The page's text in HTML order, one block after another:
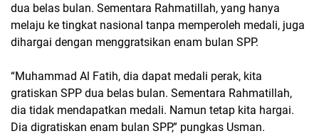
dua belas bulan. Sementara Rahmatillah, yang hanya
melaju ke tingkat nasional tanpa memperoleh medali, juga
dihargai dengan menggratsikan enam bulan SPP.
“Muhammad Al Fatih, dia dapat medali perak, kita
gratiskan SPP dua belas bulan. Sementara Rahmatillah,
dia tidak mendapatkan medali. Namun tetap kita hargai.
Dia digratiskan enam bulan SPP,” pungkas Usman.